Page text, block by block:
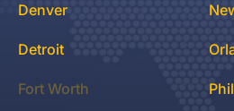
Denver
Detroit
Fort Worth